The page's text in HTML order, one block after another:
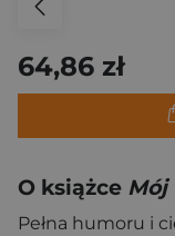
64,86 zł
O książce Mój
Pełna humoru i